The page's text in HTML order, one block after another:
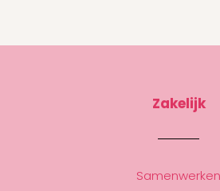
Zakelijk
Samenwerken